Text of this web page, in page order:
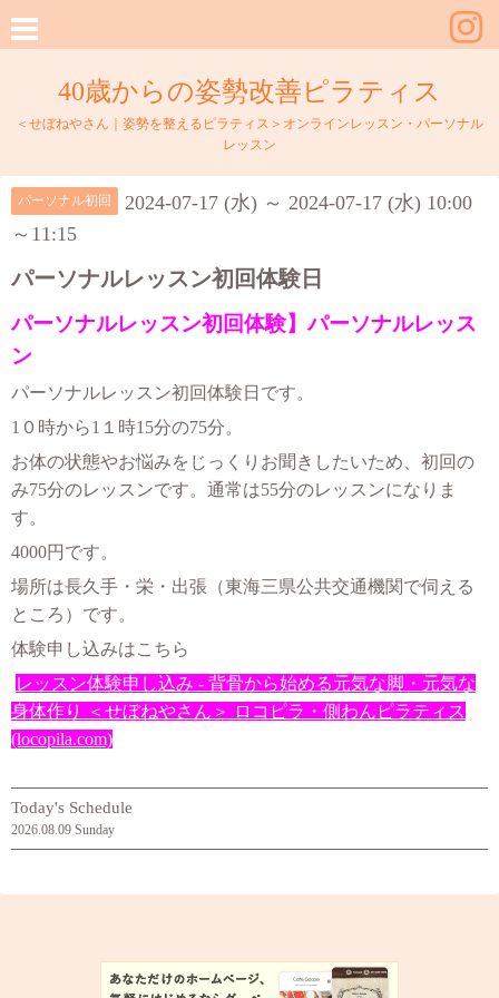
40歳からの姿勢改善ピラティス
＜せぼねやさん｜姿勢を整えるピラティス＞オンラインレッスン・パーソナル
レッスン
パーソナル初回
2024-07-17 (水) ～ 2024-07-17 (水) 10:00
～11:15
パーソナルレッスン初回体験日
パーソナルレッスン初回体験】パーソナルレッス
ン
パーソナルレッスン初回体験日です。
1０時から1１時15分の75分。
お体の状態やお悩みをじっくりお聞きしたいため、初回の
み75分のレッスンです。 通常は55分のレッスンになりま
す。
4000円です。
場所は長久手・栄・出張（東海三県公共交通機関で伺える
ところ ）です。
体験申し込みはこちら
レッスン体験申し込み - 背骨から始める元気な脚・元気な
身体作り ＜せぼねやさん＞ ロコピラ・側わんピラティス
(locopila.com)
Today's Schedule
2026.08.09 Sunday